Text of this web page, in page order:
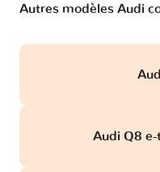
Autres modèles Audi
Audi Q8